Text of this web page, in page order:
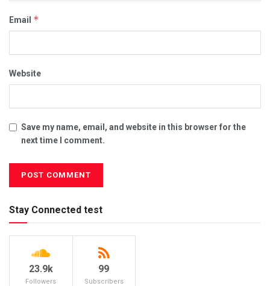
Email *
Website
Save my name, email, and website in this browser for the
next time I comment.
Stay Connected test
23.9k
Followers
99
Subscribers